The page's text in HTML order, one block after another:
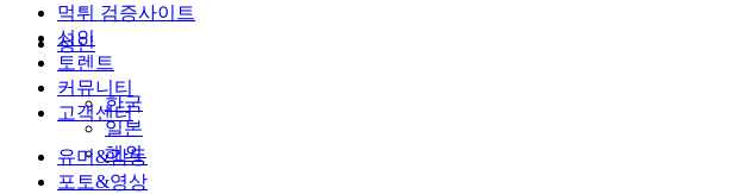
성인
한국
일본
해외
먹튀 검증사이트
성인
토렌트
커뮤니티
고객센터
유머&감동
포토&영상